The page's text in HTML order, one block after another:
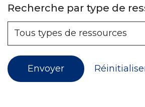
Recherche par type de
Envoyer